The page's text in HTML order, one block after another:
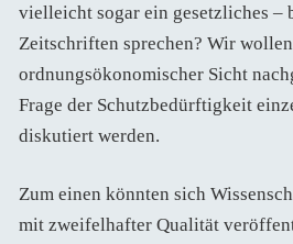
vielleicht sogar ein gesetzliches –
Zeitschriften sprechen? Wir
ordnungsökonomischer Sicht
Frage der Schutzbedürftigkeit
diskutiert werden.
Zum einen könnten sich
mit zweifelhafter Qualität